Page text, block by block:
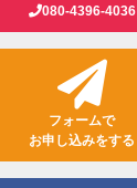
080-4396-4036
フォームで
お申し込みをする